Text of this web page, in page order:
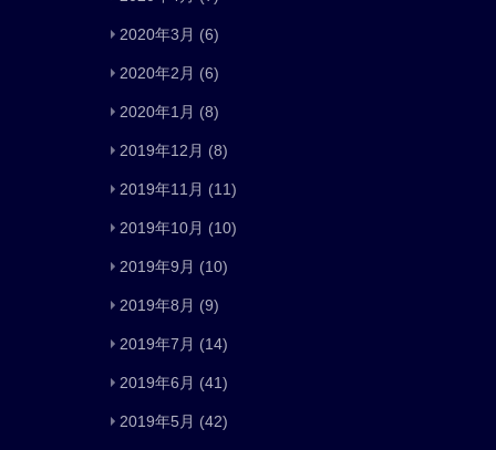
2020年3月 (6)
2020年2月 (6)
2020年1月 (8)
2019年12月 (8)
2019年11月 (11)
2019年10月 (10)
2019年9月 (10)
2019年8月 (9)
2019年7月 (14)
2019年6月 (41)
2019年5月 (42)